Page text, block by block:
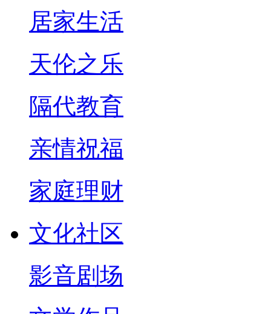
居家生活
天伦之乐
隔代教育
亲情祝福
家庭理财
文化社区
影音剧场